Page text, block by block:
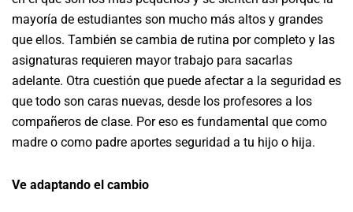
mayoría de estudiantes son mucho más altos y grandes
que ellos. También se cambia de rutina por completo y las
asignaturas requieren mayor trabajo para sacarlas
adelante. Otra cuestión que puede afectar a la seguridad es
que todo son caras nuevas, desde los profesores a los
compañeros de clase. Por eso es fundamental que como
madre o como padre aportes seguridad a tu hijo o hija.
Ve adaptando el cambio